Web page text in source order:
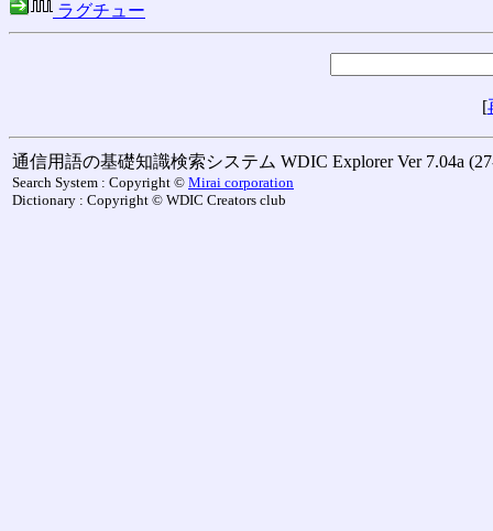
ラグチュー
[
通信用語の基礎知識検索システム WDIC Explorer Ver 7.04a
Search System : Copyright © Mirai corporation
Dictionary : Copyright © WDIC Creators club